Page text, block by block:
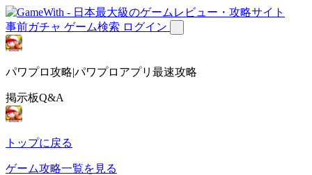
事前ガチャ ゲーム検索 ログイン
パワプロ攻略|パワプロアプリ最速攻略
掲示板Q&A
トップに戻る
ゲーム攻略一覧を見る